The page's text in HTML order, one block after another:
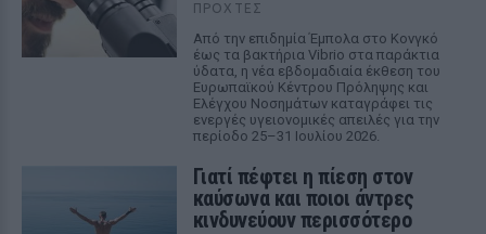
ΠΡΟΧΤΈΣ
Από την επιδημία Έμπολα στο Κονγκό
έως τα βακτήρια Vibrio στα παράκτια
ύδατα, η νέα εβδομαδιαία έκθεση του
Ευρωπαϊκού Κέντρου Πρόληψης και
Ελέγχου Νοσημάτων καταγράφει τις
ενεργές υγειονομικές απειλές για την
περίοδο 25–31 Ιουλίου 2026.
Γιατί πέφτει η πίεση στον
καύσωνα και ποιοι άντρες
κινδυνεύουν περισσότερο